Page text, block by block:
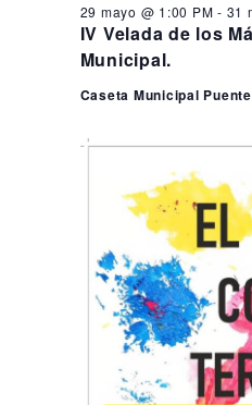
IV Velada de los
Municipal.
29 mayo @ 1:00 PM - 31
Caseta Municipal